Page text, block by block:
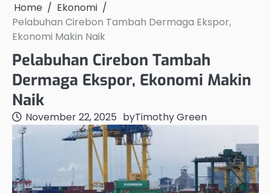
Home
Ekonomi
Pelabuhan Cirebon Tambah Dermaga Ekspor,
Ekonomi Makin Naik
Pelabuhan Cirebon Tambah
Dermaga Ekspor, Ekonomi Makin
Naik
November 22, 2025 byTimothy Green